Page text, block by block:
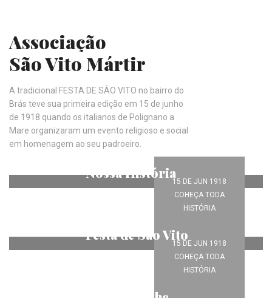
Associação
São Vito Mártir
A tradicional FESTA DE SÃO VITO no bairro do
Brás teve sua primeira edição em 15 de junho
de 1918 quando os italianos de Polignano a
Mare organizaram um evento religioso e social
em homenagem ao seu padroeiro.
15 DE JUN 1918
COHEÇA TODA
HISTÓRIA
Nossa História
15 DE JUN 1918
COHEÇA TODA
HISTÓRIA
Festa de São Vito